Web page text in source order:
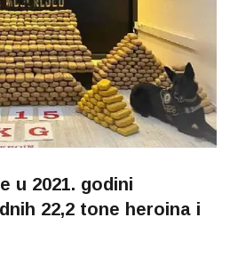
u 2021. godini
22,2 tone heroina i